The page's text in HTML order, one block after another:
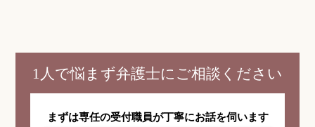
1人で悩まず弁護士にご相談ください
まずは専任の受付職員が丁寧にお話を伺います